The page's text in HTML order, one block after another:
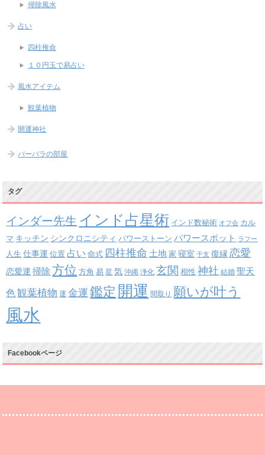
掃除風水
占い
四柱推命
１０円玉で易占い
風水アイテム
観葉植物
開運神社
バーバラの部屋
タグ
インダー先生 インド占星術 インド数秘術 オフ会 カル
マ キッチン シンクロニシティ パワーストーン パワースポット ラフー
人生 仕事運 位置 占い 命式 四柱推命 土地 家 寝室 干支 復縁 恋愛
恋愛運 掃除 方位 方角 易 星 気 沖縄 浄化 玄関 相性 神社 結婚 聖天
色 観葉植物 運 金運 鑑定 開運 間取り 願いが叶う
風水
Facebookページ